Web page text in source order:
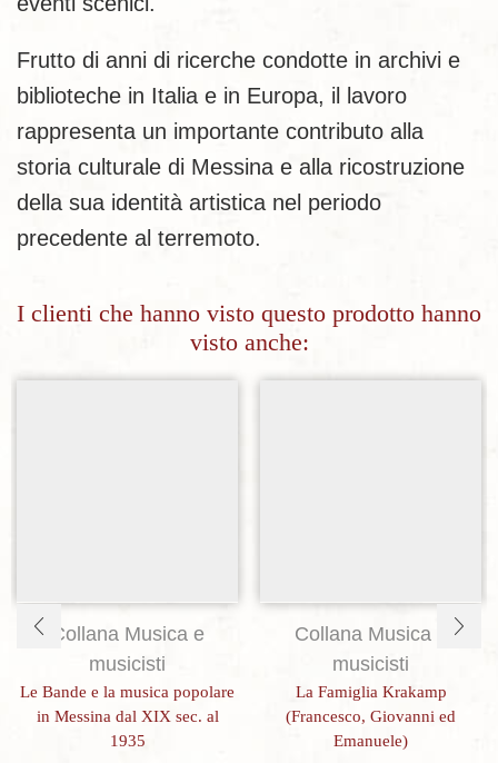
Frutto di anni di ricerche condotte in archivi e
biblioteche in Italia e in Europa, il lavoro
rappresenta un importante contributo alla
storia culturale di Messina e alla ricostruzione
della sua identità artistica nel periodo
precedente al terremoto.
I clienti che hanno visto questo prodotto hanno
visto anche:
Collana Musica e
musicisti
Le Bande e la musica popolare
in Messina dal XIX sec. al
1935
Collana Musica e
musicisti
La Famiglia Krakamp
(Francesco, Giovanni ed
Emanuele)